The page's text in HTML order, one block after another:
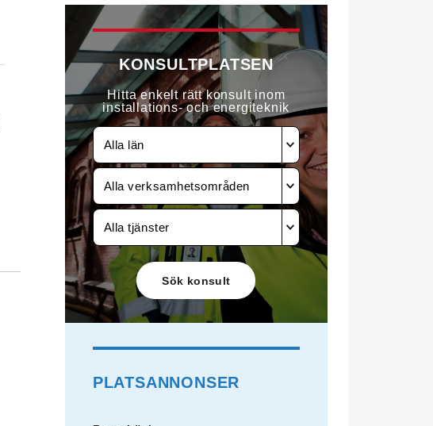
KONSULTPLATSEN
Hitta enkelt rätt konsult inom
installations- och energiteknik
Alla län
Alla verksamhetsområden
Alla tjänster
PLATSANNONSER